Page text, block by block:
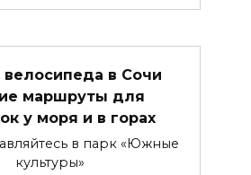
в Сочи
маршруты для
у моря и в горах
в парк «Южные
культуры»